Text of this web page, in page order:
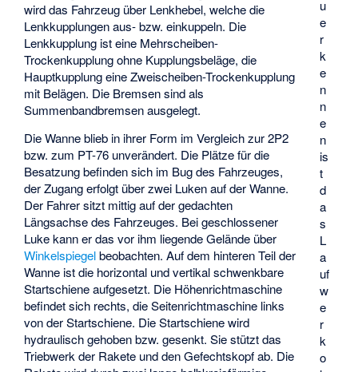
u
e
r
k
e
n
n
e
n
is
t
d
a
s
L
a
uf
w
e
r
k
o
wird das Fahrzeug über Lenkhebel, welche die
Lenkkupplungen aus- bzw. einkuppeln. Die
Lenkkupplung ist eine Mehrscheiben-
Trockenkupplung ohne Kupplungsbeläge, die
Hauptkupplung eine Zweischeiben-Trockenkupplung
mit Belägen. Die Bremsen sind als
Summenbandbremsen ausgelegt.
Die Wanne blieb in ihrer Form im Vergleich zur 2P2
bzw. zum PT-76 unverändert. Die Plätze für die
Besatzung befinden sich im Bug des Fahrzeuges,
der Zugang erfolgt über zwei Luken auf der Wanne.
Der Fahrer sitzt mittig auf der gedachten
Längsachse des Fahrzeuges. Bei geschlossener
Luke kann er das vor ihm liegende Gelände über
Winkelspiegelbeobachten. Auf dem hinteren Teil der
Wanne ist die horizontal und vertikal schwenkbare
Startschiene aufgesetzt. Die Höhenrichtmaschine
befindet sich rechts, die Seitenrichtmaschine links
von der Startschiene. Die Startschiene wird
hydraulisch gehoben bzw. gesenkt. Sie stützt das
Triebwerk der Rakete und den Gefechtskopf ab. Die